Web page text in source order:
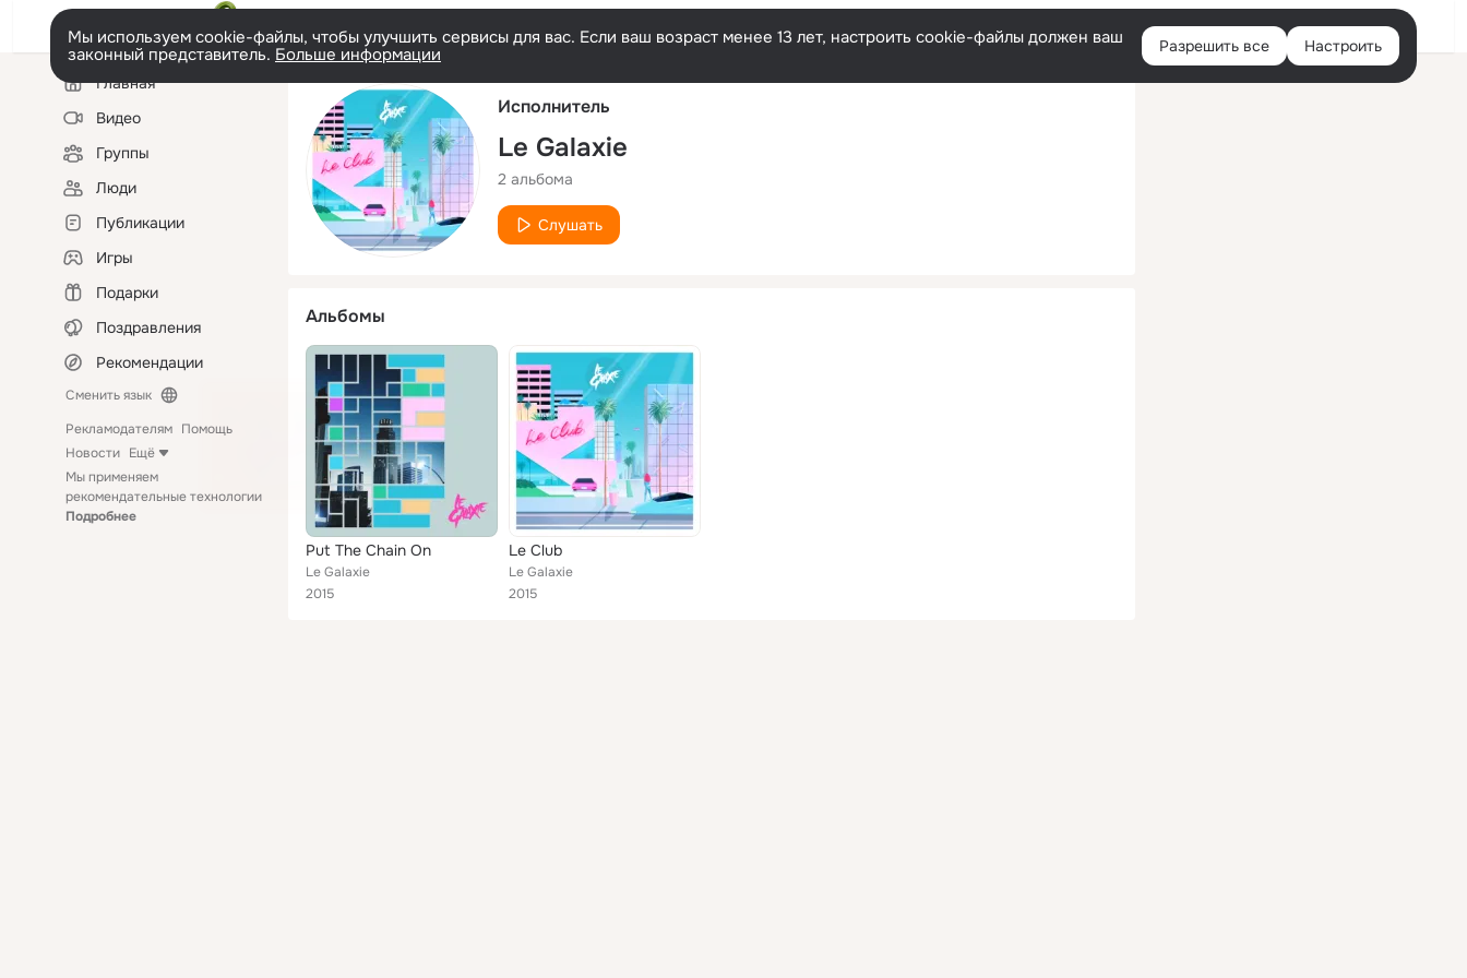
Русский Войти
Мы используем cookie-файлы, чтобы улучшить сервисы для вас. Если ваш возраст менее 13 лет, настроить cookie-файлы должен ваш
законный представитель. Больше информации Разрешить все Настроить
Левая
колонкаГлавная
Видео
Группы
Люди
Публикации
Игры
Подарки
Поздравления
Рекомендации
Сменить язык
Рекламодателям Помощь
Новости Ещё
Мы применяем
рекомендательные технологии
Подробнее
Исполнитель
Le Galaxie
2 альбома
Слушать
Альбомы
Put The Chain On
Le Galaxie
2015
Le Club
Le Galaxie
2015